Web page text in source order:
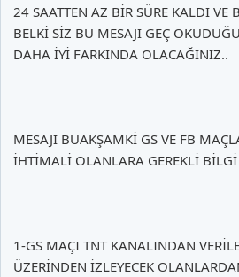
24 SAATTEN AZ BİR SÜRE KALDI VE
BELKİ SİZ BU MESAJI GEÇ
DAHA İYİ FARKINDA OLACAĞINIZ..
MESAJI BUAKŞAMKİ GS VE FB
İHTİMALİ OLANLARA GEREKLİ BİLGİ
1-GS MAÇI TNT KANALINDAN
ÜZERİNDEN İZLEYECEK